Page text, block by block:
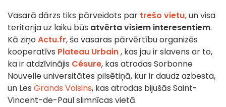
Vasarā dārzs tiks pārveidots par trešo vietu,un visa
teritorija uz laiku būs atvērta visiem interesentiem.
Kā ziņo Actu.fr, šo vasaras pārvērtību organizēs
kooperatīvs Plateau Urbain, kas jau ir slavens ar to,
ka ir atdzīvinājis Césure, kas atrodas Sorbonne
Nouvelle universitātes pilsētiņā, kur ir daudz azbesta,
un Les Grands Voisins, kas atrodas bijušās Saint-
Vincent-de-Paul slimnīcas vietā.